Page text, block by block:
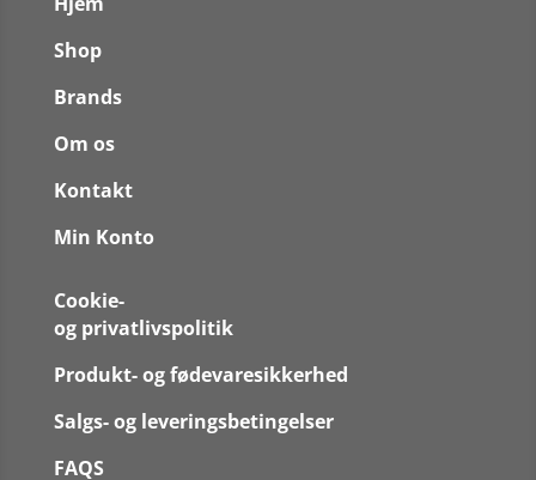
Shop
Brands
Om os
Kontakt
Min Konto
Cookie-
og privatlivspolitik
Produkt- og fødevaresikkerhed
Salgs- og leveringsbetingelser
FAQS